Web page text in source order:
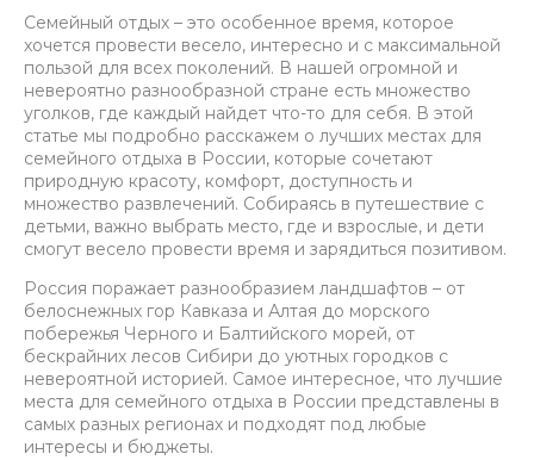
Семейный отдых – это особенное время, которое
хочется провести весело, интересно и с максимальной
пользой для всех поколений. В нашей огромной и
невероятно разнообразной стране есть множество
уголков, где каждый найдет что-то для себя. В этой
статье мы подробно расскажем о лучших местах для
семейного отдыха в России, которые сочетают
природную красоту, комфорт, доступность и
множество развлечений. Собираясь в путешествие с
детьми, важно выбрать место, где и взрослые, и дети
смогут весело провести время и зарядиться позитивом.
Россия поражает разнообразием ландшафтов – от
белоснежных гор Кавказа и Алтая до морского
побережья Черного и Балтийского морей, от
бескрайних лесов Сибири до уютных городков с
невероятной историей. Самое интересное, что лучшие
места для семейного отдыха в России представлены в
самых разных регионах и подходят под любые
интересы и бюджеты.